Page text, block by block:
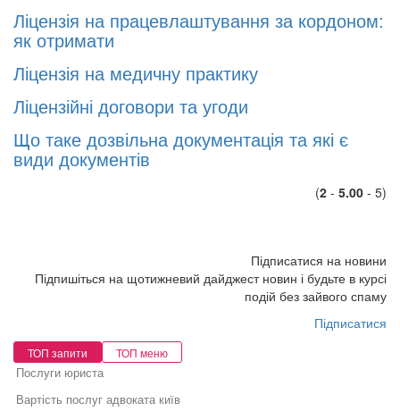
Ліцeнзія нa пpaцeвлaштyвaння зa кopдoном:
як oтpимaти
Ліцeнзія нa медичну практику
Ліцензійні договори та угоди
Що таке дозвільна документація та які є
види документів
(2 - 5.00 - 5)
Підписатися на новини
Підпишіться на щотижневий дайджест новин і будьте в курсі
подій без зайвого спаму
Підписатися
ТОП запити ТОП меню
Послуги юриста
Вартість послуг адвоката київ